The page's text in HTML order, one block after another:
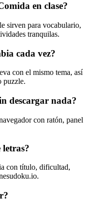
en clase?
sirven para vocabulario,
tranquilas.
cada vez?
con el mismo tema, así
puzzle.
descargar nada?
con ratón, panel
letras?
con título, dificultad,